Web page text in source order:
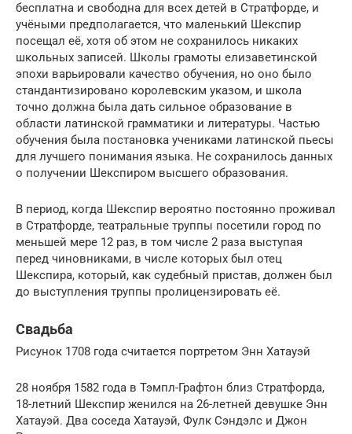
бесплатна и свободна для всех детей в Стратфорде, и
учёными предполагается, что маленький Шекспир
посещал её, хотя об этом не сохранилось никаких
школьных записей. Школы грамоты елизаветинской
эпохи варьировали качество обучения, но оно было
стандантизировано королевским указом, и школа
точно должна была дать сильное образование в
области латинской грамматики и литературы. Частью
обучения была постановка учениками латинской пьесы
для лучшего понимания языка. Не сохранилось данных
о получении Шекспиром высшего образования.
В период, когда Шекспир вероятно постоянно проживал
в Стратфорде, театральные труппы посетили город по
меньшей мере 12 раз, в том числе 2 раза выступая
перед чиновниками, в числе которых был отец
Шекспира, который, как судебный пристав, должен был
до выступления труппы пролицензировать её.
Свадьба
Рисунок 1708 года считается портретом Энн Хатауэй
28 ноября 1582 года в Тэмпл-Графтон близ Стратфорда,
18-летний Шекспир женился на 26-летней девушке Энн
Хатауэй. Два соседа Хатауэй, Фулк Сэндэлс и Джон